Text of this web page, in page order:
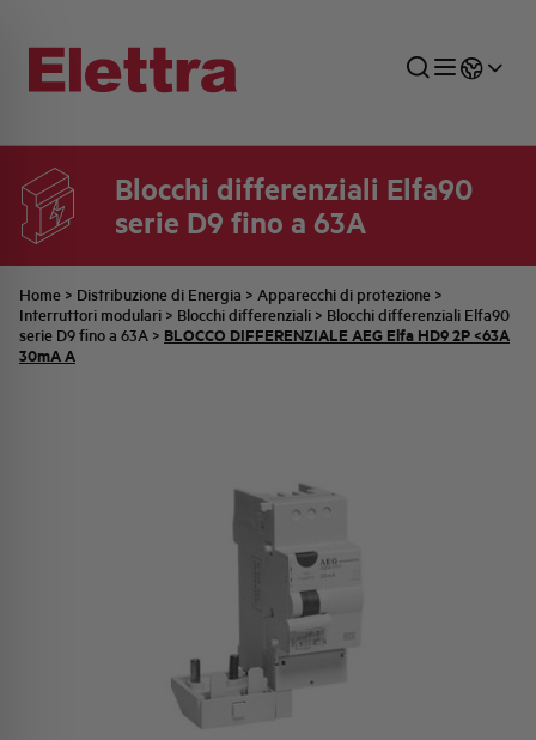
Blocchi differenziali Elfa90
serie D9 fino a 63A
Home > Distribuzione di Energia > Apparecchi di protezione >
Interruttori modulari > Blocchi differenziali > Blocchi differenziali Elfa90
serie D9 fino a 63A > BLOCCO DIFFERENZIALE AEG Elfa HD9 2P <63A
30mA A
SETTORI
INDUSTRIALE
RESIDENZIALE
DISTRIBUZIONE DI ENERGIA
AUTOMAZIONE INDUSTRIALE
SISTEMA QUADRI
RETE COMMERCIALE
UFFICIO TECNICO
QUALITÀ
PREVENTIVAZIONE
COMMESSE QUADRI
AZIENDA
FAMIGLIA BELLINI
STORIA ELETTRA
ATTIVITÀ E MERCATI
TUTTE LE NEWS
ULTIME NOTIZIE ISTITUZIONALI
COMUNICATI INTERNI
JOB CAREERS
PARTNER